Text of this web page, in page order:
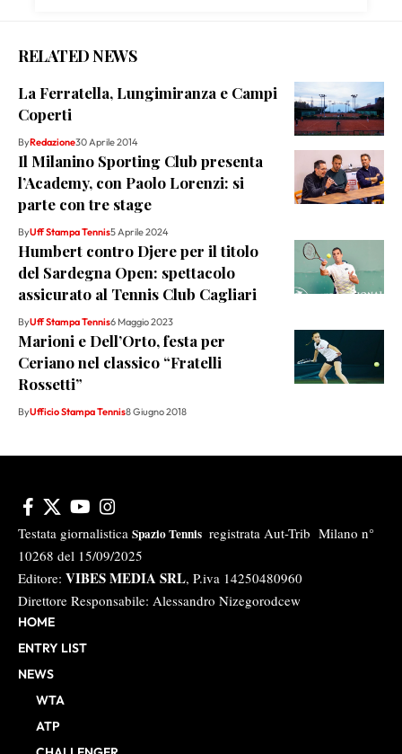
RELATED NEWS
La Ferratella, Lungimiranza e Campi
Coperti
ByRedazione30 Aprile 2014
Il Milanino Sporting Club presenta
l’Academy, con Paolo Lorenzi: si
parte con tre stage
ByUff Stampa Tennis5 Aprile 2024
Humbert contro Djere per il titolo
del Sardegna Open: spettacolo
assicurato al Tennis Club Cagliari
ByUff Stampa Tennis6 Maggio 2023
Marioni e Dell’Orto, festa per
Ceriano nel classico “Fratelli
Rossetti”
ByUfficio Stampa Tennis8 Giugno 2018
Testata giornalistica Spazio Tennis registrata Aut-Trib Milano n°
10268 del 15/09/2025
Editore: VIBES MEDIA SRL, P.iva 14250480960
Direttore Responsabile: Alessandro Nizegorodcew
HOME
ENTRY LIST
NEWS
WTA
ATP